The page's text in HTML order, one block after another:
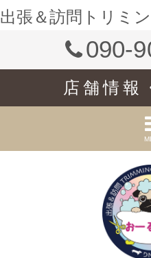
出張＆訪問トリミ
090-
店舗情報